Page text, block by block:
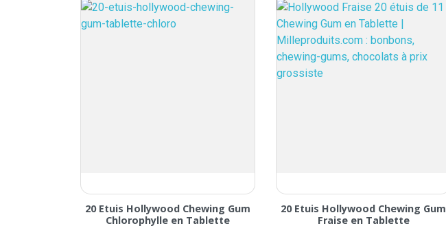
20 Etuis Hollywood Chewing Gum
Chlorophylle en Tablette
20 Etuis Hollywood Chewing Gum
Fraise en Tablette